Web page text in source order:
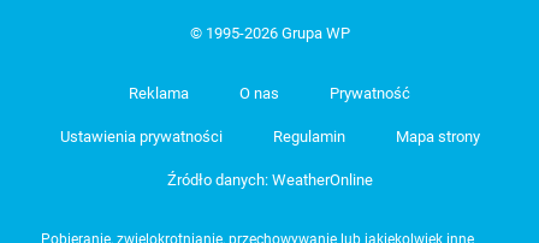
© 1995-2026 Grupa WP
Reklama O nas Prywatność
Ustawienia prywatności Regulamin Mapa strony
Źródło danych: WeatherOnline
Pobieranie, zwielokrotnianie, przechowywanie lub jakiekolwiek inne